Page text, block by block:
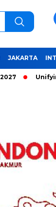
JAKARTA
Unifying the